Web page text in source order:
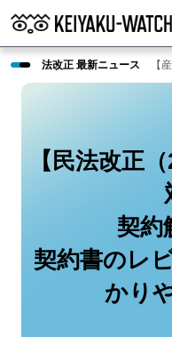
法改正 最新ニュース 【
【民法改正
契約
契約書のレ
かり